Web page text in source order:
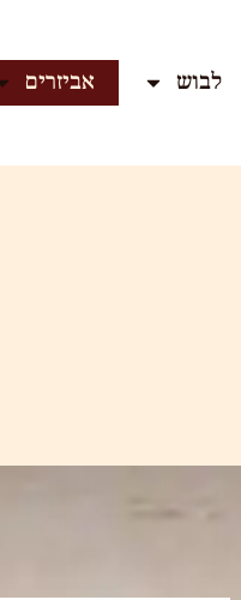
לבוש אביזרים